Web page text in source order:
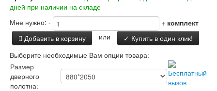
Лабиринт Версаль
Лабиринт Гранд
Лабиринт Дверь двойная тамбурная под
заказ
Лабиринт Имперо
Лабиринт Инфинити
Лабиринт Карбон
Лабиринт Кармина
дней при наличии на складе
Мне нужно: - + комплект
Добавить в корзину
или
✓ Купить в один клик!
Выберите необходимые Вам опции товара:
Размер
дверного
полотна: